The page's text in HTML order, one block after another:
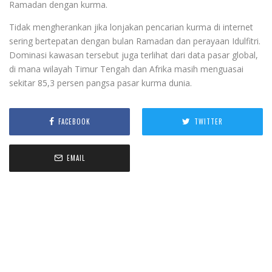
Ramadan dengan kurma.
Tidak mengherankan jika lonjakan pencarian kurma di internet
sering bertepatan dengan bulan Ramadan dan perayaan Idulfitri.
Dominasi kawasan tersebut juga terlihat dari data pasar global,
di mana wilayah Timur Tengah dan Afrika masih menguasai
sekitar 85,3 persen pangsa pasar kurma dunia.
FACEBOOK TWITTER
EMAIL